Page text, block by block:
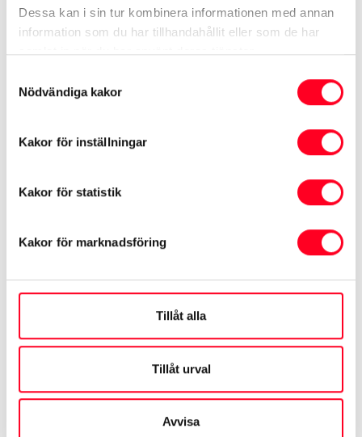
Dessa kan i sin tur kombinera informationen med annan
information som du har tillhandahållit eller som de har
samlat in när du har använt deras tjänster.
Nödvändiga kakor
Kakor för inställningar
Kakor för statistik
Kakor för marknadsföring
Tillåt alla
Tillåt urval
Avvisa
Växellåda
Automat
274 900 kr
Toyota Kalmar